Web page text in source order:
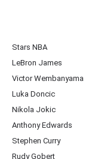
Stars NBA
LeBron James
Victor Wembanyama
Luka Doncic
Nikola Jokic
Anthony Edwards
Stephen Curry
Rudy Gobert